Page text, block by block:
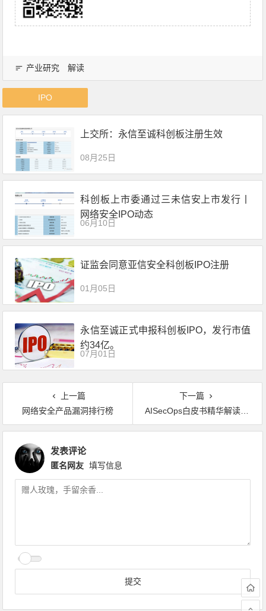
产业研究 解读
IPO
上交所：永信至诚科创板注册生效
08月25日
科创板上市委通过三未信安上市发行丨
网络安全IPO动态
06月10日
证监会同意亚信安全科创板IPO注册
01月05日
永信至诚正式申报科创板IPO，发行市值
约34亿。
07月01日
上一篇
网络安全产品漏洞排行榜
下一篇
AISecOps白皮书精华解读之背景内涵篇
发表评论
匿名网友 填写信息